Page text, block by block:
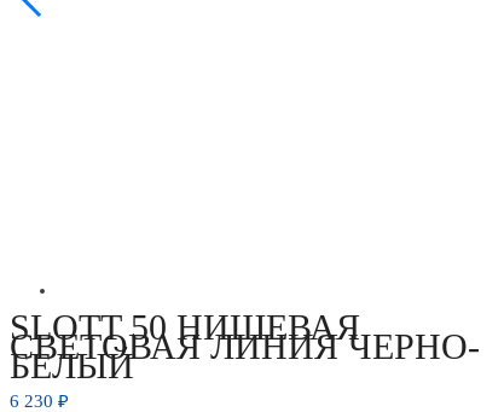
SLOTT 50 НИШЕВАЯ
СВЕТОВАЯ ЛИНИЯ ЧЕРНО-
БЕЛЫЙ
6 230 ₽